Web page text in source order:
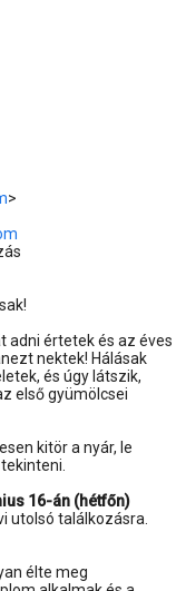
>
adni értetek és az éves
nektek! Hálásak
és úgy látszik,
első gyümölcsei
kitör a nyár, le
16-án (hétfőn)
utolsó találkozásra.
élte meg